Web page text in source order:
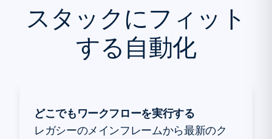
スタックにフィット
する自動化
どこでもワークフローを実行する
レガシーのメインフレームから最新のク